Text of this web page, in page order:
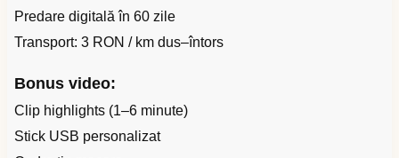
Predare digitală în 60 zile
Transport: 3 RON / km dus–întors
Bonus video:
Clip highlights (1–6 minute)
Stick USB personalizat